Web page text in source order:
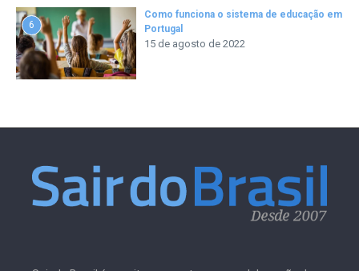
6
Como funciona o sistema de educação em
Portugal
15 de agosto de 2022